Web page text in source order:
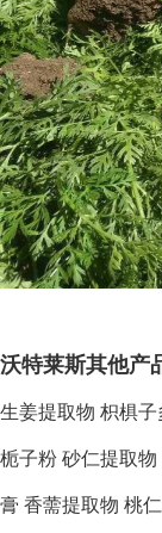
沃特莱斯其他产
生姜提取物 枳椇子
栀子粉 砂仁提取物
膏 香薷提取物 桃